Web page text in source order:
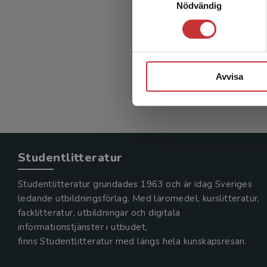
Nödvändig
Avvisa
432 kr
Exkl.
Studentlitteratur
Studentlitteratur grundades 1963 och är idag Sveriges
ledande utbildningsförlag. Med läromedel, kurslitteratur,
facklitteratur, utbildningar och digitala
informationstjänster i utbudet,
finns Studentlitteratur med längs hela kunskapsresan.